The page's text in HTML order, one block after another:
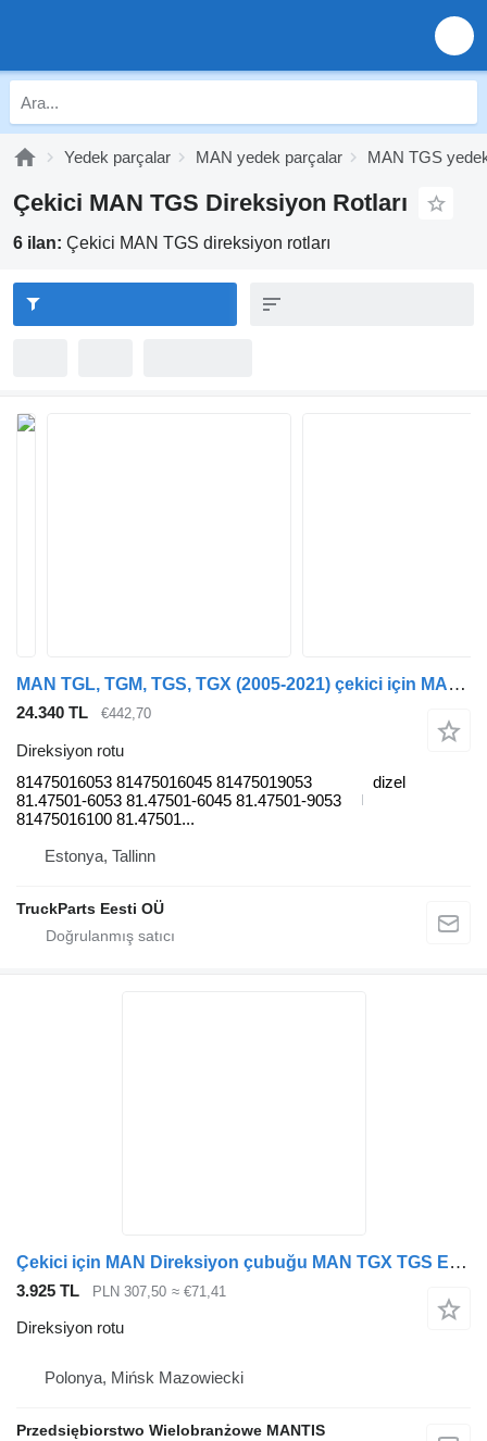
Yedek parçalar MAN yedek parçalar MAN TGS
Çekici MAN TGS Direksiyon Rotları
6 ilan: Çekici MAN TGS direksiyon rotları
MAN TGL, TGM, TGS, TGX (2005-2021) çekici için MAN 81475016053 direksiyon rotu
24.340 TL €442,70
Direksiyon rotu
81475016053 81475016045 81475019053
81.47501-6053 81.47501-6045 81.47501-9053
81475016100 81.47501...
dizel
Estonya, Tallinn
TruckParts Eesti OÜ
Çekici için MAN Direksiyon çubuğu MAN TGX TGS EURO 6 direksiyon rotu
3.925 TL PLN 307,50 ≈ €71,41
Direksiyon rotu
Polonya, Mińsk Mazowiecki
Przedsiębiorstwo Wielobranżowe MANTIS